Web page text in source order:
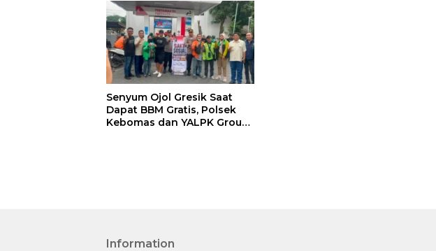
Senyum Ojol Gresik Saat
Dapat BBM Gratis, Polsek
Kebomas dan YALPK Group
Information